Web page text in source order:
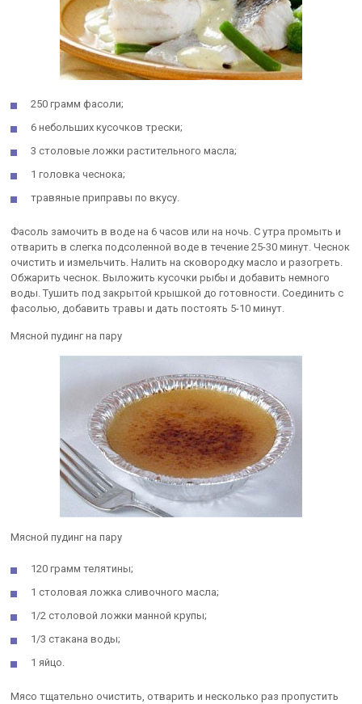
250 грамм фасоли;
6 небольших кусочков трески;
3 столовые ложки растительного масла;
1 головка чеснока;
травяные приправы по вкусу.
Фасоль замочить в воде на 6 часов или на ночь. С утра промыть и
отварить в слегка подсоленной воде в течение 25-30 минут. Чеснок
очистить и измельчить. Налить на сковородку масло и разогреть.
Обжарить чеснок. Выложить кусочки рыбы и добавить немного
воды. Тушить под закрытой крышкой до готовности. Соединить с
фасолью, добавить травы и дать постоять 5-10 минут.
Мясной пудинг на пару
Мясной пудинг на пару
120 грамм телятины;
1 столовая ложка сливочного масла;
1/2 столовой ложки манной крупы;
1/3 стакана воды;
1 яйцо.
Мясо тщательно очистить, отварить и несколько раз пропустить